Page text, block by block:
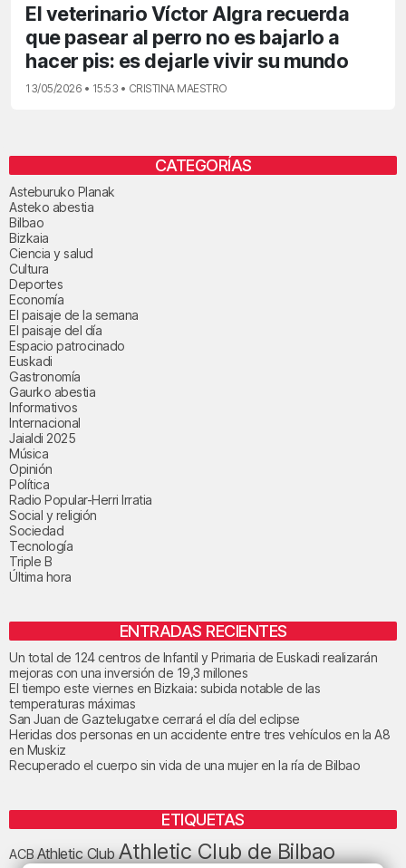
El veterinario Víctor Algra recuerda
que pasear al perro no es bajarlo a
hacer pis: es dejarle vivir su mundo
13/05/2026 • 15:53 • CRISTINA MAESTRO
CATEGORÍAS
Asteburuko Planak
Asteko abestia
Bilbao
Bizkaia
Ciencia y salud
Cultura
Deportes
Economía
El paisaje de la semana
El paisaje del día
Espacio patrocinado
Euskadi
Gastronomía
Gaurko abestia
Informativos
Internacional
Jaialdi 2025
Música
Opinión
Política
Radio Popular-Herri Irratia
Social y religión
Sociedad
Tecnología
Triple B
Última hora
ENTRADAS RECIENTES
Un total de 124 centros de Infantil y Primaria de Euskadi realizarán
mejoras con una inversión de 19,3 millones
El tiempo este viernes en Bizkaia: subida notable de las
temperaturas máximas
San Juan de Gaztelugatxe cerrará el día del eclipse
Heridas dos personas en un accidente entre tres vehículos en la A8
en Muskiz
Recuperado el cuerpo sin vida de una mujer en la ría de Bilbao
ETIQUETAS
ACBAthletic ClubAthletic Club de Bilbao